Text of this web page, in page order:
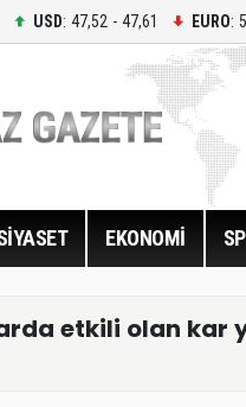
USD: 47,52 - 47,61 EURO:
EKONOMİ
etkili olan kar